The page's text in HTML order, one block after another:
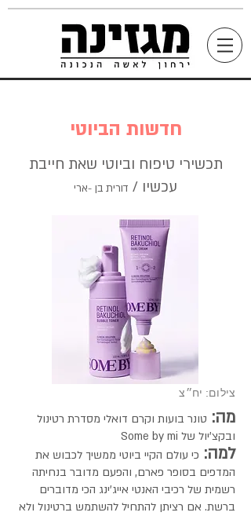
חדשות הביוטי
תכשירי טיפוח וביוטי שאת חייבת
עכשיו / דורית בן -ארי
צילום: יח״צ
מה: טונר בועות וקרם דואלי מסדרת רטינול
ובקצ'יול של Some by mi
למה: כי עולם הקיי ביוטי ממשיך לכבוש את
המדפים בסופר פארם, והפעם מדובר בנחיתה
רשמית של רכיבי האנטי אייג'ינג הכי מדוברים
ברשת. אם רציתן להתחיל להשתמש ברטינול ולא